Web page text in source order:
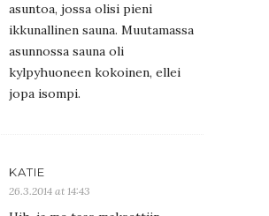
asuntoa, jossa olisi pieni
ikkunallinen sauna. Muutamassa
asunnossa sauna oli
kylpyhuoneen kokoinen, ellei
jopa isompi.
KATIE
26.3.2014 at 14:43